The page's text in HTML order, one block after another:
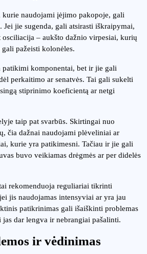
naudojami įėjimo pakopoje, gali
jie sugenda, gali atsirasti iškraipymai,
osciliacija – aukšto dažnio virpesiai, kurių
pažeisti kolonėles.
patikimi komponentai, bet ir jie gali
perkaitimo ar senatvės. Tai gali sukelti
stiprinimo koeficientą ar netgi
taip pat svarbūs. Skirtingai nuo
čia dažnai naudojami plėveliniai ar
kurie yra patikimesni. Tačiau ir jie gali
buvo veikiamas drėgmės ar per didelės
rekomenduoja reguliariai tikrinti
jis naudojamas intensyviai ar yra jau
patikrinimas gali išaiškinti problemas
dar lengva ir nebrangiai pašalinti.
ir vėdinimas